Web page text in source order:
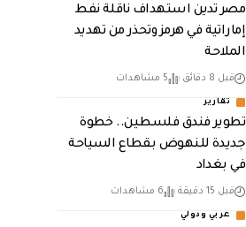
مصر تدين استهداف ناقلة نفط
إماراتية في هرمز وتحذر من تهديد
الملاحة
قبل 8 دقائق 5 مشاهدات
تقارير
تطوير فندق فلسطين.. خطوة
جديدة للنهوض بقطاع السياحة
في بغداد
قبل 15 دقيقة 6 مشاهدات
عربي ودولي